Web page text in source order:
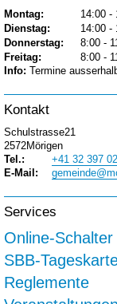
Montag:
14:00 -
Dienstag:
14:00 -
Donnerstag:
8:00 -
Freitag:
8:00 -
Info: Termine
Kontakt
Schulstrasse21
2572Mörigen
Tel.:
+41 32 397
E-Mail:
Services
Online-Schalter
SBB-
Reglemente